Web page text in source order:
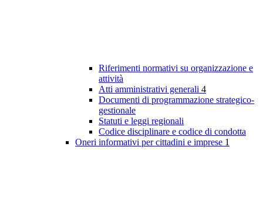
Riferimenti normativi su organizzazione e
attività
Atti amministrativi generali 4
Documenti di programmazione strategico-
gestionale
Statuti e leggi regionali
Codice disciplinare e codice di condotta
Oneri informativi per cittadini e imprese 1